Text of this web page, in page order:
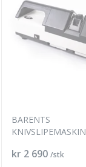
BARENTS
KNIVSLIPEMASKIN
Pris
kr 2 690 /stk